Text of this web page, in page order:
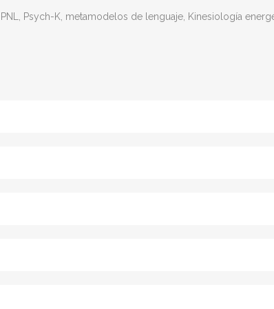
Psych-K, metamodelos de lenguaje, Kinesiología